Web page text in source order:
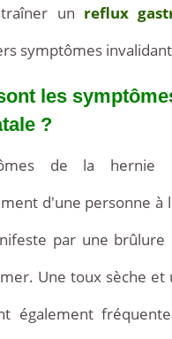
un reflux
symptômes
les
?
de la hernie
d'une personne à
par une brûlure
Une toux sèche
également